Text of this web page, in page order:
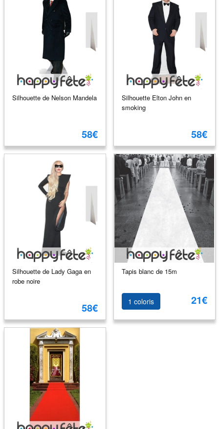
Silhouette de Nelson Mandela
58€
Silhouette Elton John en
smoking
58€
Silhouette de Lady Gaga en
robe noire
58€
Tapis blanc de 15m
1 coloris 21€